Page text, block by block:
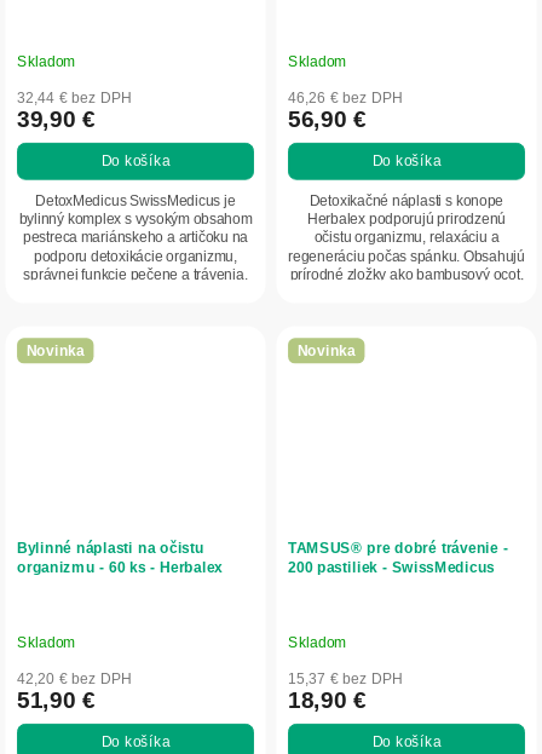
Skladom
32,44 € bez DPH
39,90 €
Do košíka
DetoxMedicus SwissMedicus je
bylinný komplex s vysokým obsahom
pestreca mariánskeho a artičoku na
podporu detoxikácie organizmu,
správnej funkcie pečene a trávenia.
Skladom
46,26 € bez DPH
56,90 €
Do košíka
Detoxikačné náplasti s konope
Herbalex podporujú prirodzenú
očistu organizmu, relaxáciu a
regeneráciu počas spánku. Obsahujú
prírodné zložky ako bambusový ocot,
Novinka
Bylinné náplasti na očistu
organizmu - 60 ks - Herbalex
Skladom
42,20 € bez DPH
51,90 €
Do košíka
Novinka
TAMSUS® pre dobré trávenie -
200 pastiliek - SwissMedicus
Skladom
15,37 € bez DPH
18,90 €
Do košíka